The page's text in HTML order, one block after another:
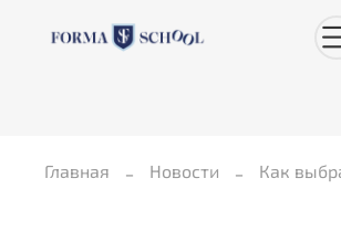
Главная Новости Как